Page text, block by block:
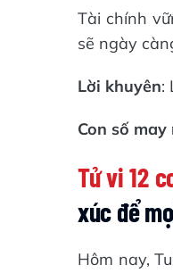
Tài chính
sẽ ngày
Lời khuyên:
Con số may
Tử vi 12
xúc để
Hôm nay,